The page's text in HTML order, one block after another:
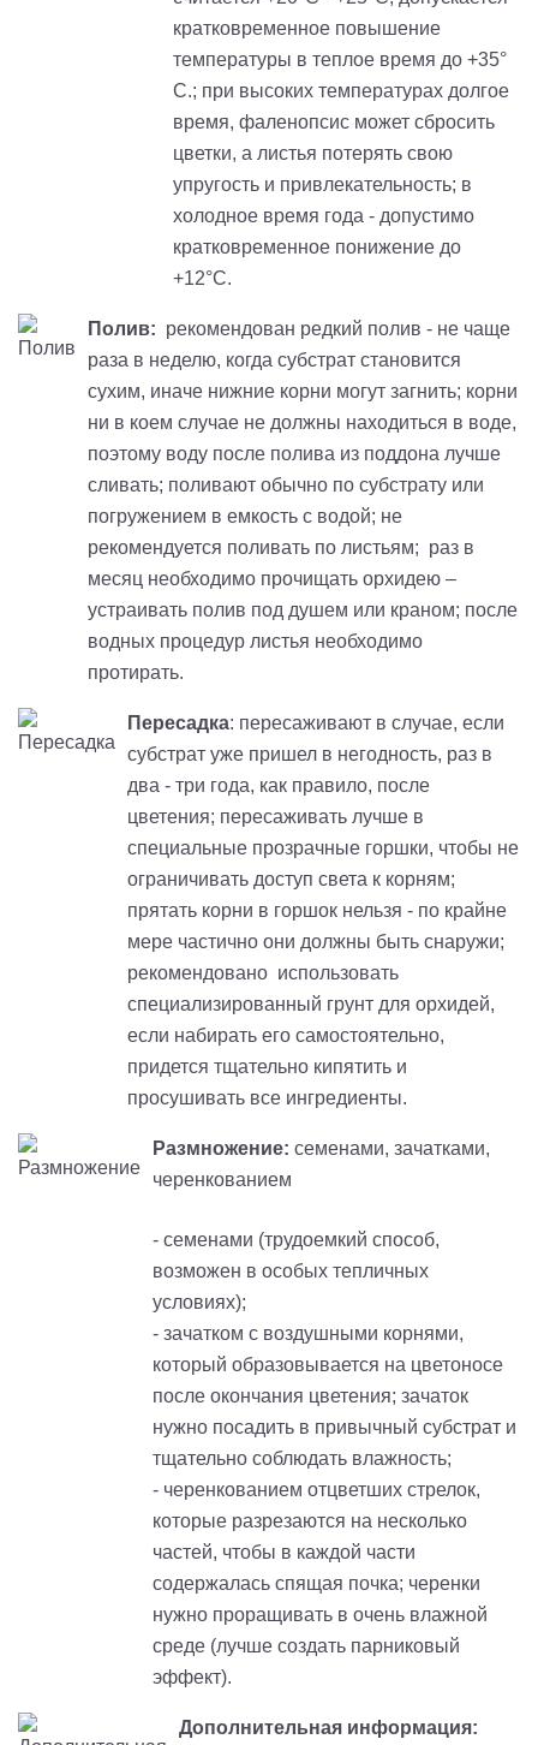
кратковременное повышение
температуры в теплое время до +35°
С.; при высоких температурах долгое
время, фаленопсис может сбросить
цветки, а листья потерять свою
упругость и привлекательность; в
холодное время года - допустимо
кратковременное понижение до
+12°С.
Полив: рекомендован редкий полив - не чаще
раза в неделю, когда субстрат становится
сухим, иначе нижние корни могут загнить; корни
ни в коем случае не должны находиться в воде,
поэтому воду после полива из поддона лучше
сливать; поливают обычно по субстрату или
погружением в емкость с водой; не
рекомендуется поливать по листьям; раз в
месяц необходимо прочищать орхидею –
устраивать полив под душем или краном; после
водных процедур листья необходимо
протирать.
Пересадка: пересаживают в случае, если
субстрат уже пришел в негодность, раз в
два - три года, как правило, после
цветения; пересаживать лучше в
специальные прозрачные горшки, чтобы не
ограничивать доступ света к корням;
прятать корни в горшок нельзя - по крайне
мере частично они должны быть снаружи;
рекомендовано использовать
специализированный грунт для орхидей,
если набирать его самостоятельно,
придется тщательно кипятить и
просушивать все ингредиенты.
Размножение: семенами, зачатками,
черенкованием
- семенами (трудоемкий способ,
возможен в особых тепличных
условиях);
- зачатком с воздушными корнями,
который образовывается на цветоносе
после окончания цветения; зачаток
нужно посадить в привычный субстрат и
тщательно соблюдать влажность;
- черенкованием отцветших стрелок,
которые разрезаются на несколько
частей, чтобы в каждой части
содержалась спящая почка; черенки
нужно проращивать в очень влажной
среде (лучше создать парниковый
эффект).
Дополнительная информация: